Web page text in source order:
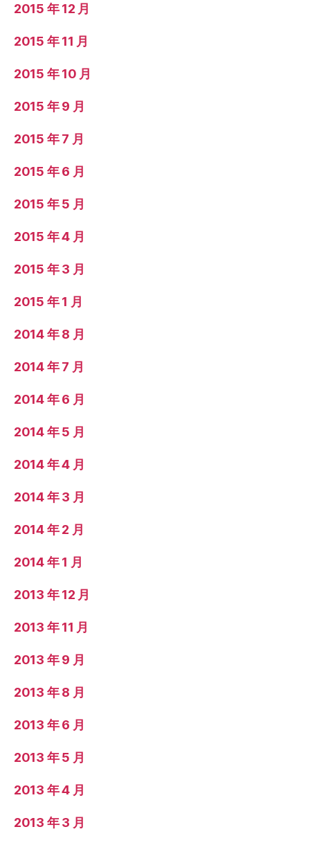
2015 年 12 月
2015 年 11 月
2015 年 10 月
2015 年 9 月
2015 年 7 月
2015 年 6 月
2015 年 5 月
2015 年 4 月
2015 年 3 月
2015 年 1 月
2014 年 8 月
2014 年 7 月
2014 年 6 月
2014 年 5 月
2014 年 4 月
2014 年 3 月
2014 年 2 月
2014 年 1 月
2013 年 12 月
2013 年 11 月
2013 年 9 月
2013 年 8 月
2013 年 6 月
2013 年 5 月
2013 年 4 月
2013 年 3 月